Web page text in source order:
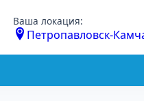
Ваша локация:
Петропавловск-